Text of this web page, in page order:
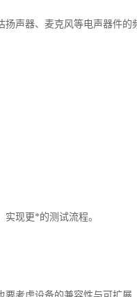
扬声器、麦克风等电声器件的
现更*的测试流程。